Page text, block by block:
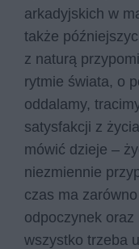
arkadyjskich w
także
z naturą
rytmie świata, o
oddalamy,
satysfakcji z
mówić dzieje –
niezmiennie
czas ma
odpoczynek oraz
wszystko trzeba